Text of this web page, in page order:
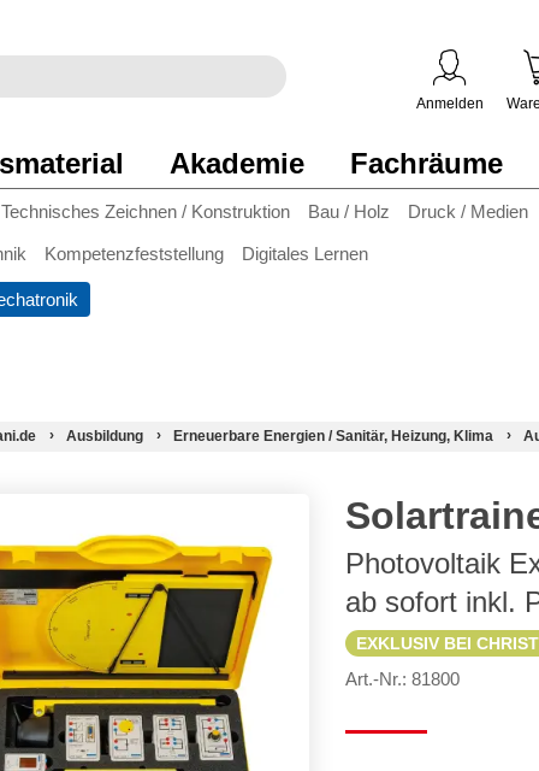
Technisches Zeichnen / Konstruktion Bau / Holz Druck / Medien
Kompetenzfeststellung Digitales Lernen
Akademie Fachräume
Anmelden
Ausbildung Erneuerbare Energien / Sanitär, Heizung, Klima
Photovoltaik
ab sofort inkl.
EXKLUSIV BEI
Art.-Nr.: 81800